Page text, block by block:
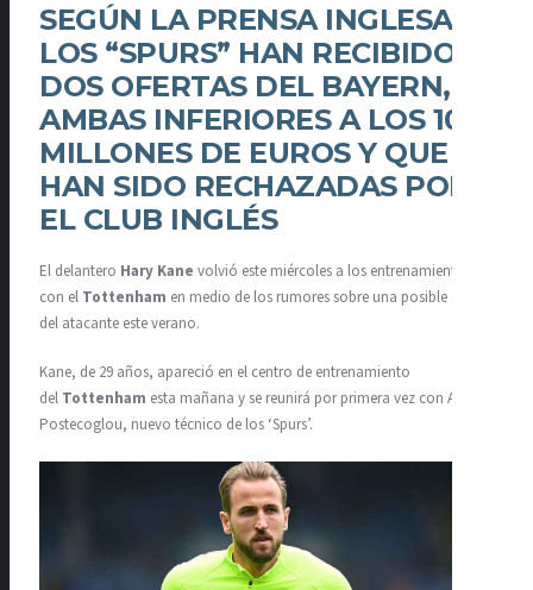
SEGÚN LA PRENSA INGLESA,
LOS “SPURS” HAN RECIBIDO
DOS OFERTAS DEL BAYERN,
AMBAS INFERIORES A LOS 100
MILLONES DE EUROS Y QUE
HAN SIDO RECHAZADAS POR
EL CLUB INGLÉS
El delantero Hary Kane volvió este miércoles a los entrenamientos
con el Tottenham en medio de los rumores sobre una posible salida
del atacante este verano.
Kane, de 29 años, apareció en el centro de entrenamiento
del Tottenham esta mañana y se reunirá por primera vez con Ange
Postecoglou, nuevo técnico de los ‘Spurs’.